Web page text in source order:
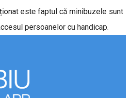
este faptul că minibuzele sunt
persoanelor cu handicap.